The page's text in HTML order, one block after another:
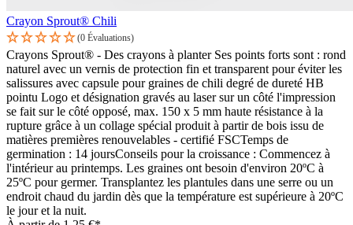
Crayon Sprout® Chili
(0 Évaluations)
Crayons Sprout® - Des crayons à planter Ses points forts sont : rond
naturel avec un vernis de protection fin et transparent pour éviter les
salissures avec capsule pour graines de chili degré de dureté HB
pointu Logo et désignation gravés au laser sur un côté l'impression
se fait sur le côté opposé, max. 150 x 5 mm haute résistance à la
rupture grâce à un collage spécial produit à partir de bois issu de
matières premières renouvelables - certifié FSCTemps de
germination : 14 joursConseils pour la croissance : Commencez à
l'intérieur au printemps. Les graines ont besoin d'environ 20ºC à
25ºC pour germer. Transplantez les plantules dans une serre ou un
endroit chaud du jardin dès que la température est supérieure à 20ºC
le jour et la nuit.